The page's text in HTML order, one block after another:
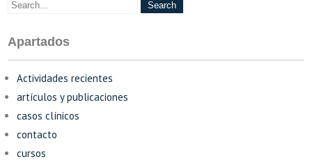
Apartados
Actividades recientes
artículos y publicaciones
casos clínicos
contacto
cursos